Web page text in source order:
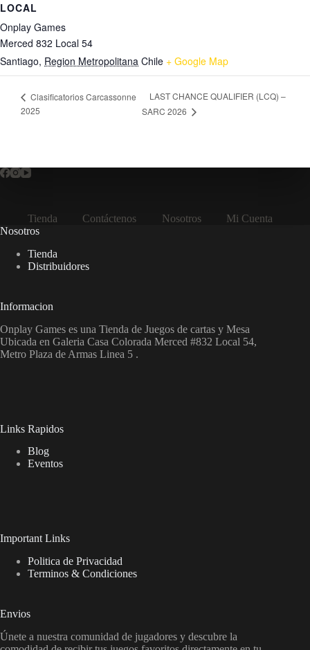
LOCAL
Onplay Games
Merced 832 Local 54
Santiago, Region Metropolitana Chile + Google Map
Clasificatorios Carcassonne
2025
LAST CHANCE QUALIFIER (LCQ) –
SARC 2026
Tienda Contáctenos Nosotros
Mi Cuenta
Nosotros
Tienda
Distribuidores
Informacion
Onplay Games es una Tienda de Juegos de cartas y Mesa
Ubicada en Galeria Casa Colorada Merced #832 Local 54,
Metro Plaza de Armas Linea 5 .
Links Rapidos
Blog
Eventos
Important Links
Politica de Privacidad
Terminos & Condiciones
Envios
Únete a nuestra comunidad de jugadores y descubre la